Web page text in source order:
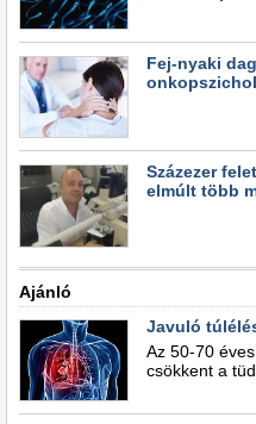
Fej-nyaki
Százezer
elmúlt több
Ajánló
Javuló
Az 50-70
csökkent a